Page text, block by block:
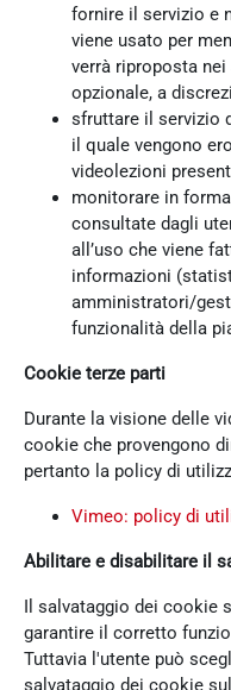
fornire il servizio e
viene usato per
verrà riproposta
opzionale, a
sfruttare il servizio
il quale vengono
videolezioni
monitorare in
consultate dagli
all’uso che viene
informazioni
amministratori/
funzionalità della
Cookie terze parti
Durante la visione delle
cookie che provengono
pertanto la policy di
Vimeo: policy di
Abilitare e disabilitare il
Il salvataggio dei cookie
garantire il corretto
Tuttavia l'utente può
salvataggio dei cookie